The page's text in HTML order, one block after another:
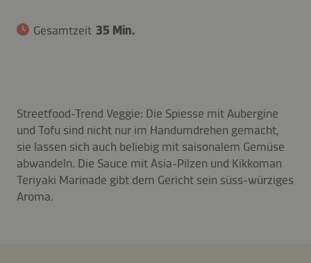
Gesamtzeit 35 Min.
Streetfood-Trend Veggie: Die Spiesse mit Aubergine
und Tofu sind nicht nur im Handumdrehen gemacht,
sie lassen sich auch beliebig mit saisonalem Gemüse
abwandeln. Die Sauce mit Asia-Pilzen und Kikkoman
Teriyaki Marinade gibt dem Gericht sein süss-würziges
Aroma.